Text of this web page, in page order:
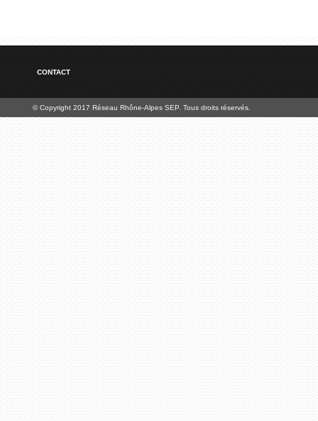
CONTACT
© Copyright 2017 Réseau Rhône-Alpes SEP. Tous droits réservés.